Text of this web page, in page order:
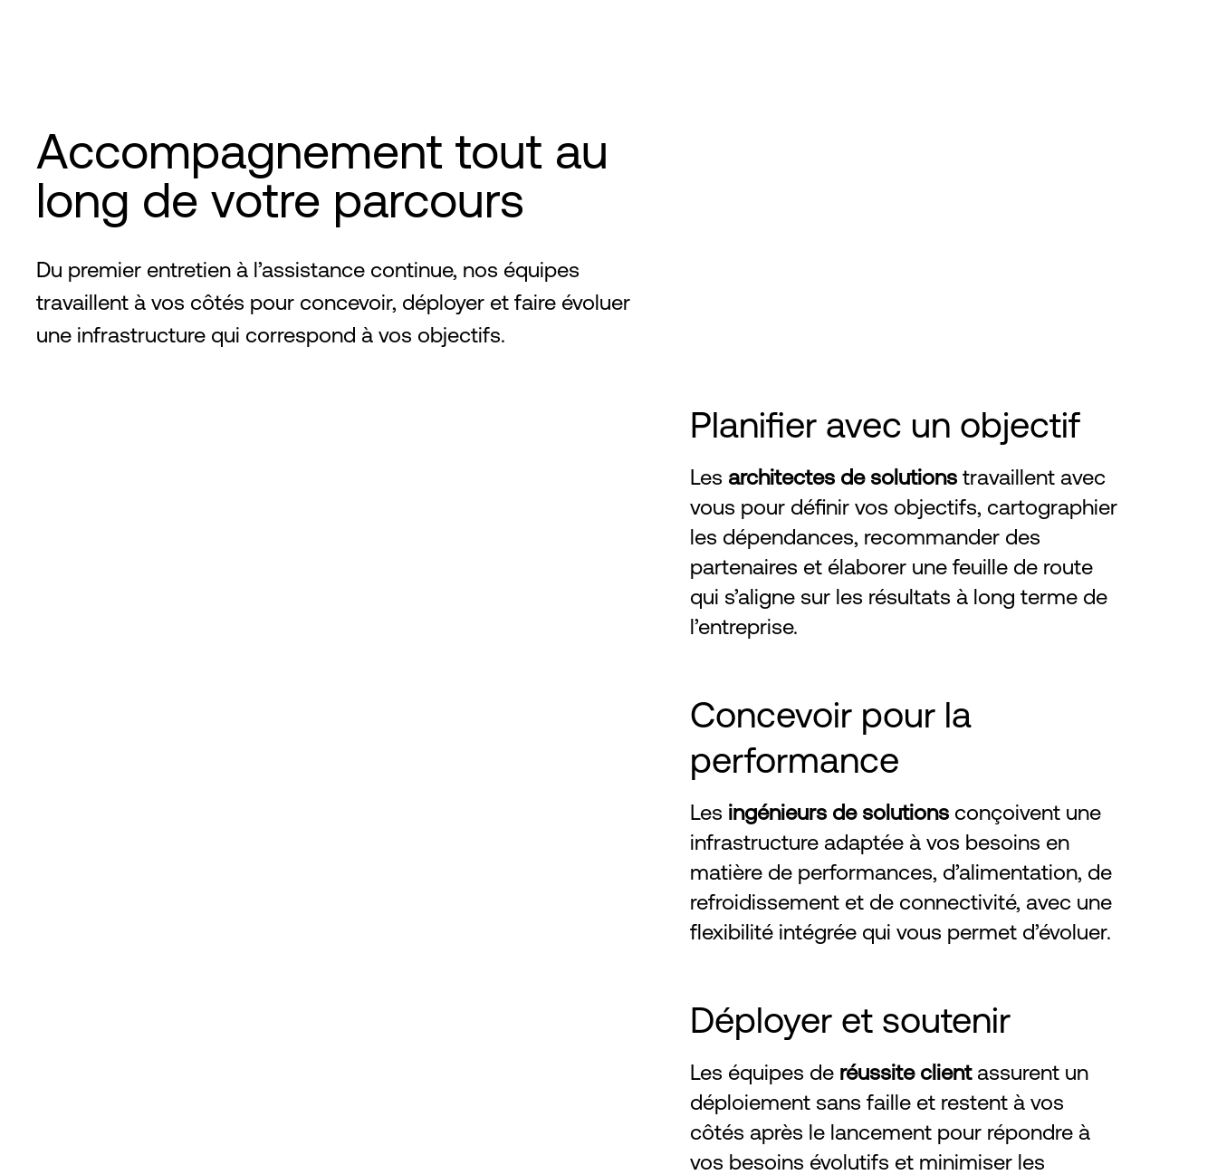
Accompagnement tout au
long de votre parcours
Du premier entretien à l’assistance continue, nos équipes
travaillent à vos côtés pour concevoir, déployer et faire évoluer
une infrastructure qui correspond à vos objectifs.
Planifier avec un objectif
Les architectes de solutions travaillent avec
vous pour définir vos objectifs, cartographier
les dépendances, recommander des
partenaires et élaborer une feuille de route
qui s’aligne sur les résultats à long terme de
l’entreprise.
Concevoir pour la
performance
Les ingénieurs de solutions conçoivent une
infrastructure adaptée à vos besoins en
matière de performances, d’alimentation, de
refroidissement et de connectivité, avec une
flexibilité intégrée qui vous permet d’évoluer.
Déployer et soutenir
Les équipes de réussite clientassurent un
déploiement sans faille et restent à vos
côtés après le lancement pour répondre à
vos besoins évolutifs et minimiser les